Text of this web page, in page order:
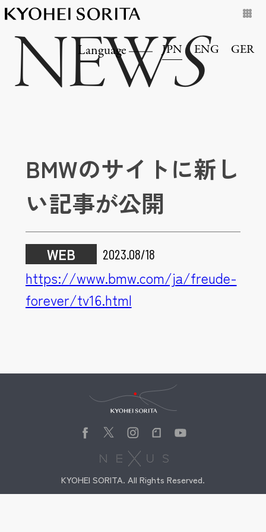
Language JPN ENG GER
NEWS
BMWのサイトに新し
い記事が公開
WEB 2023.08/18
https://www.bmw.com/ja/freude-
forever/tv16.html
KYOHEI SORITA. All Rights Reserved.